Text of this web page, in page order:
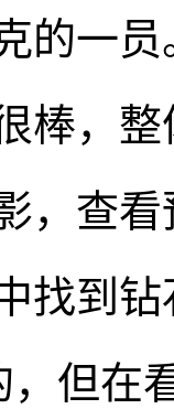
的一
棒，
，查
找到
，但在